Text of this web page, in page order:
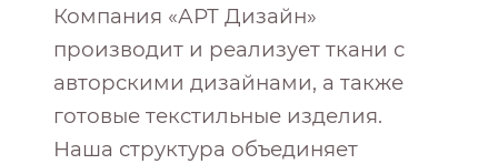
Компания «АРТ Дизайн»
производит и реализует ткани с
авторскими дизайнами, а также
готовые текстильные изделия.
Наша структура объединяет